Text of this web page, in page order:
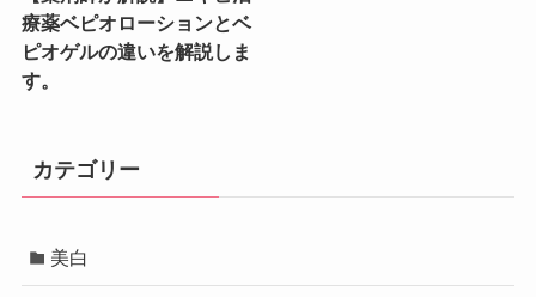
療薬ベピオローションとベ
ピオゲルの違いを解説しま
す。
カテゴリー
美白